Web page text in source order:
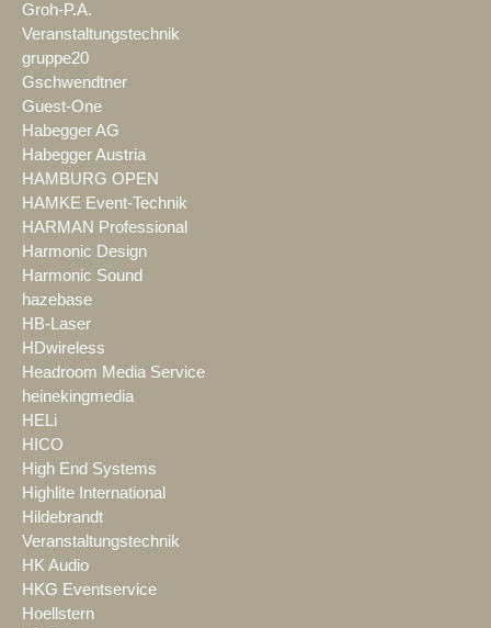
Groh-P.A.
Veranstaltungstechnik
gruppe20
Gschwendtner
Guest-One
Habegger AG
Habegger Austria
HAMBURG OPEN
HAMKE Event-Technik
HARMAN Professional
Harmonic Design
Harmonic Sound
hazebase
HB-Laser
HDwireless
Headroom Media Service
heinekingmedia
HELi
HICO
High End Systems
Highlite International
Hildebrandt
Veranstaltungstechnik
HK Audio
HKG Eventservice
Hoellstern